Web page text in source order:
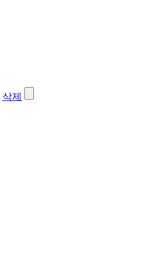
삭제